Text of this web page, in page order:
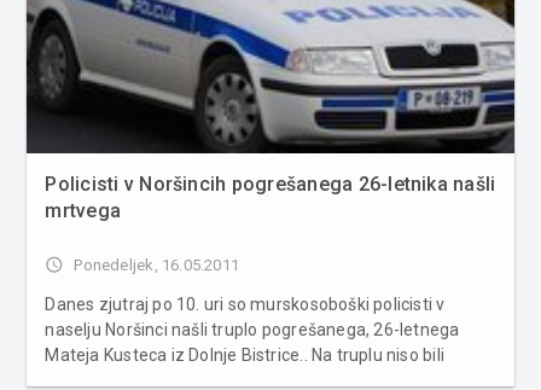
Policisti v Noršincih pogrešanega 26-letnika našli
mrtvega
access_time Ponedeljek, 16.05.2011
Danes zjutraj po 10. uri so murskosoboški policisti v
naselju Noršinci našli truplo pogrešanega, 26-letnega
Mateja Kusteca iz Dolnje Bistrice.. Na truplu niso bili